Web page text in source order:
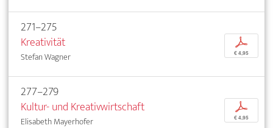
271–275
Kreativität
Stefan Wagner
p
€ 4,95
277–279
Kultur- und Kreativwirtschaft
Elisabeth Mayerhofer
p
€ 4,95